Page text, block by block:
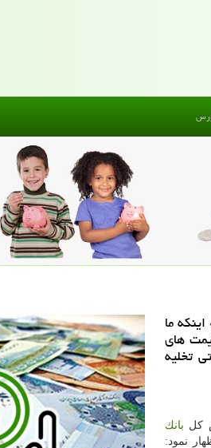
ما
های
تخلیه
كل بانك
نمود: